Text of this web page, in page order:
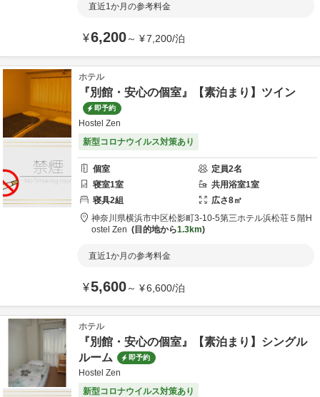
直近1か月の参考料金
¥6,200～ ¥7,200/泊
ホテル
『別館・安心の個室』【素泊まり】ツイン
即予約
Hostel Zen
新型コロナウイルス対策あり
個室 定員2名
寝室1室 共用浴室1室
寝具2組 広さ8㎡
神奈川県横浜市中区松影町3-10-5第三ホテル浜松荘５階H
ostel Zen
目的地から1.3km
直近1か月の参考料金
¥5,600～ ¥6,600/泊
ホテル
『別館・安心の個室』【素泊まり】シングル
ルーム
即予約
Hostel Zen
新型コロナウイルス対策あり